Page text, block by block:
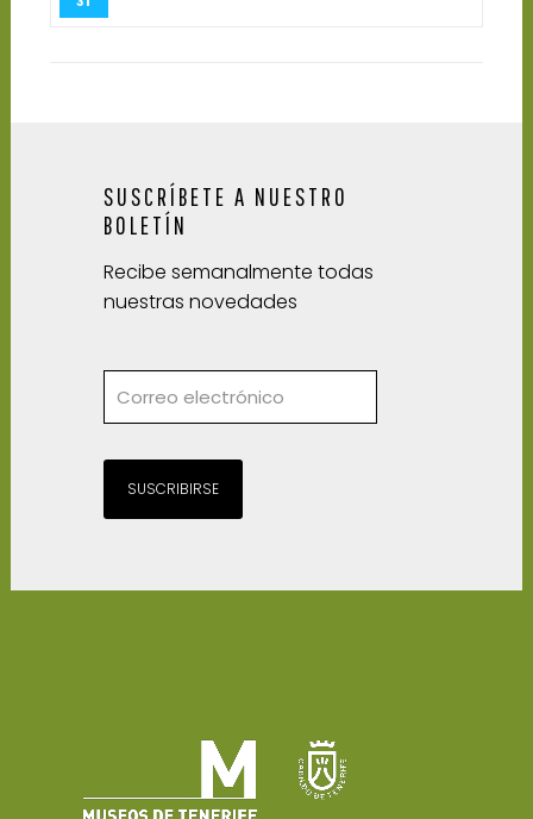
SUSCRÍBETE A NUESTRO
BOLETÍN
Recibe semanalmente todas
nuestras novedades
SUSCRIBIRSE